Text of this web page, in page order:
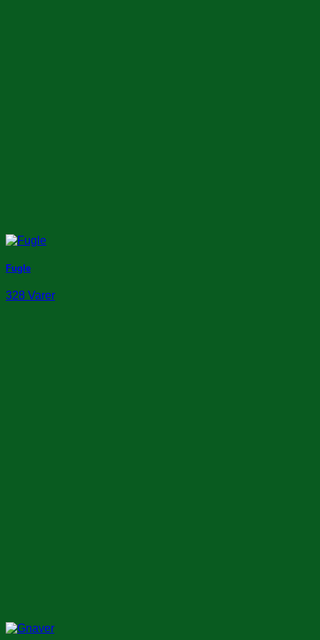
Fugle
328 Varer